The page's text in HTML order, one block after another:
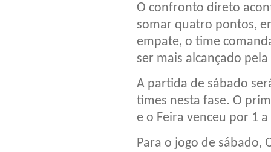
O confronto direto
somar quatro pontos,
empate, o time
ser mais alcançado
A partida de sábado
times nesta fase. O
e o Feira venceu por 1 a
Para o jogo de